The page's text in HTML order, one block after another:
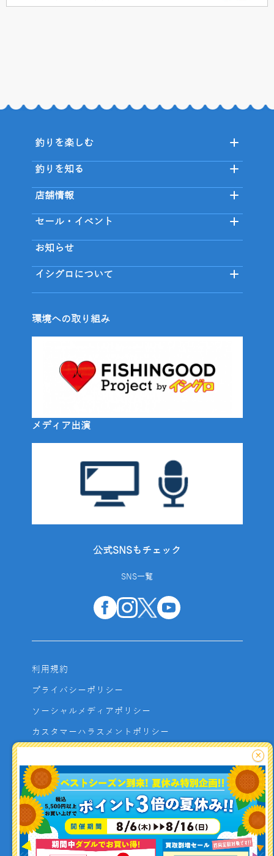
釣り情報を
釣りを楽しむ
釣りを知る
店舗情報
セール・イベント
お知らせ
イシグロについて
環境への取り組み
メディア出演
公式SNSもチェック
SNS一覧
利用規約
プライバシーポリシー
ソーシャルメディアポリシー
カスタマーハラスメントポリシー
よくあるご質問
お問い合わせ
利用者資金の保全方法
×